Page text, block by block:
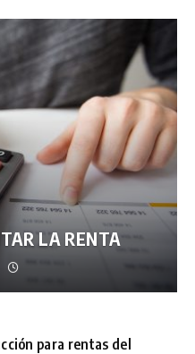
LA RENTA
para rentas del